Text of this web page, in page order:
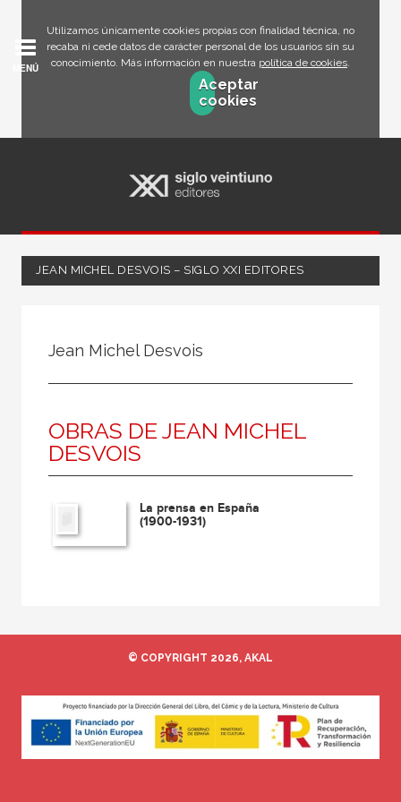
Utilizamos únicamente cookies propias con finalidad técnica, no
recaba ni cede datos de carácter personal de los usuarios sin su
conocimiento. Más información en nuestra política de cookies.
Aceptar
cookies
MENÚ
JEAN MICHEL DESVOIS – SIGLO XXI EDITORES
Jean Michel Desvois
OBRAS DE JEAN MICHEL
DESVOIS
La prensa en España
(1900-1931)
© COPYRIGHT 2026, AKAL